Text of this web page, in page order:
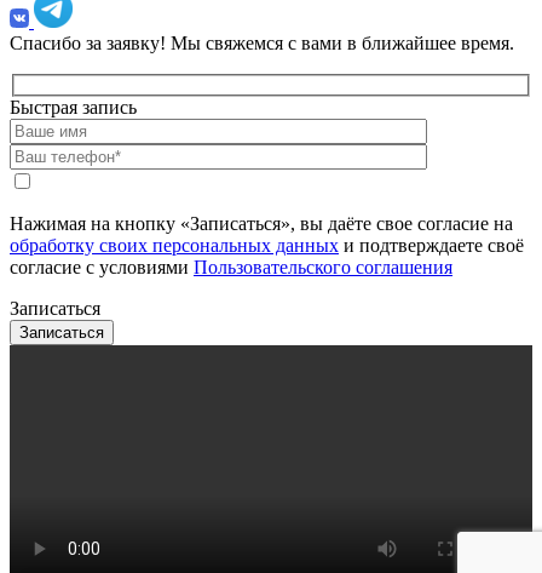
Спасибо за заявку! Мы свяжемся с вами в ближайшее время.
Быстрая запись
Нажимая на кнопку «Записаться», вы даёте свое согласие на
обработку своих персональных данных и подтверждаете своё
согласие с условиями Пользовательского соглашения
Записаться